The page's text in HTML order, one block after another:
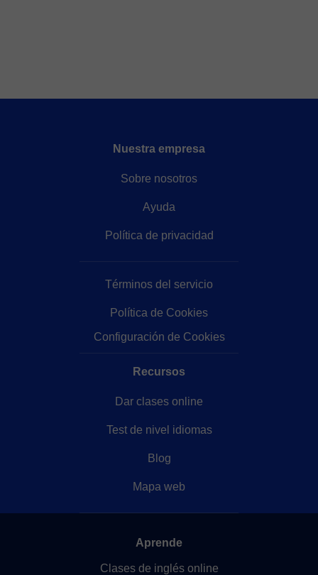
Nuestra empresa
Sobre nosotros
Ayuda
Política de privacidad
Términos del servicio
Política de Cookies
Configuración de Cookies
Recursos
Dar clases online
Test de nivel idiomas
Blog
Mapa web
Aprende
Clases de inglés online